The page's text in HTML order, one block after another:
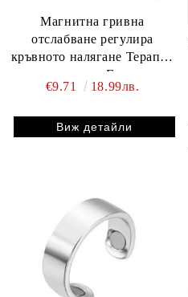
Магнитна гривна
отслабване регулира
кръвното налягане Терапия
против умора Гривна за
облекчаване на болката при
€9.71 18.99лв.
Виж детайли